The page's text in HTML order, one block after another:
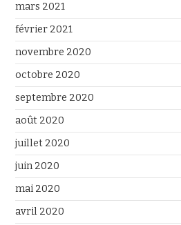
mars 2021
février 2021
novembre 2020
octobre 2020
septembre 2020
août 2020
juillet 2020
juin 2020
mai 2020
avril 2020